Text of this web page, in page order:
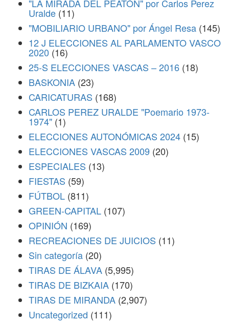
"LA MIRADA DEL PEATÓN" por Carlos Perez
Uralde (11)
"MOBILIARIO URBANO" por Ángel Resa (145)
12 J ELECCIONES AL PARLAMENTO VASCO
2020 (16)
25-S ELECCIONES VASCAS – 2016 (18)
BASKONIA (23)
CARICATURAS (168)
CARLOS PEREZ URALDE "Poemario 1973-
1974" (1)
ELECCIONES AUTONÓMICAS 2024 (15)
ELECCIONES VASCAS 2009 (20)
ESPECIALES (13)
FIESTAS (59)
FÚTBOL (811)
GREEN-CAPITAL (107)
OPINIÓN (169)
RECREACIONES DE JUICIOS (11)
Sin categoría (20)
TIRAS DE ÁLAVA (5,995)
TIRAS DE BIZKAIA (170)
TIRAS DE MIRANDA (2,907)
Uncategorized (111)